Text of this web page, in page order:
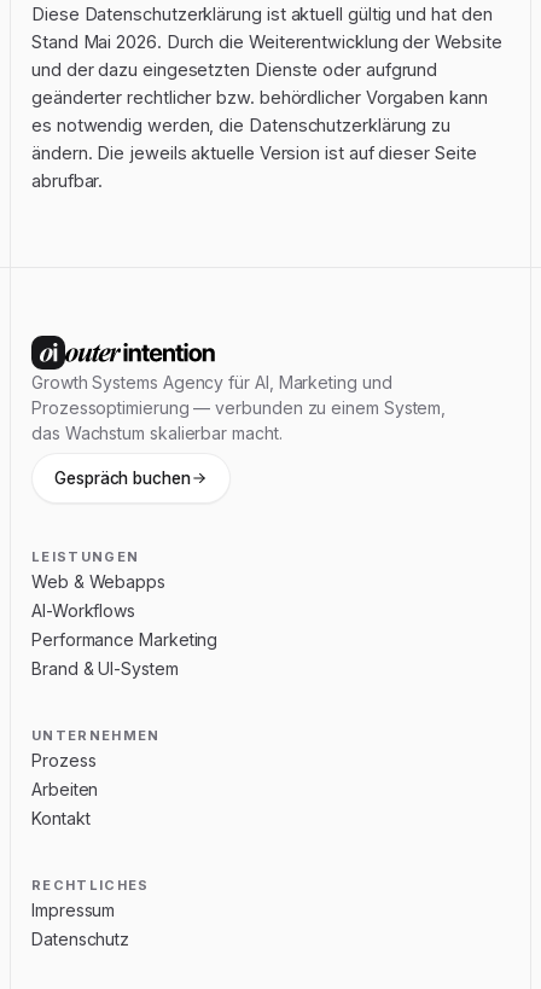
Diese Datenschutzerklärung ist aktuell gültig und hat den
Stand Mai 2026. Durch die Weiterentwicklung der Website
und der dazu eingesetzten Dienste oder aufgrund
geänderter rechtlicher bzw. behördlicher Vorgaben kann
es notwendig werden, die Datenschutzerklärung zu
ändern. Die jeweils aktuelle Version ist auf dieser Seite
abrufbar.
Footer
Growth Systems Agency für AI, Marketing und
Prozessoptimierung — verbunden zu einem System,
das Wachstum skalierbar macht.
Gespräch buchen
LEISTUNGEN
Web & Webapps
AI-Workflows
Performance Marketing
Brand & UI-System
UNTERNEHMEN
Prozess
Arbeiten
Kontakt
RECHTLICHES
Impressum
Datenschutz